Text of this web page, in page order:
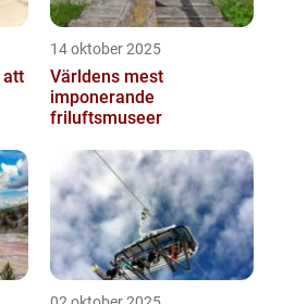
att
14 oktober 2025
Världens mest
imponerande
friluftsmuseer